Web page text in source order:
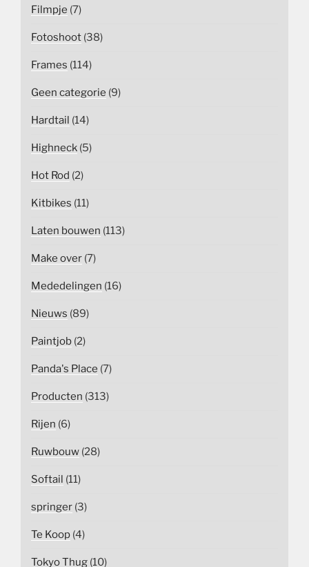
Filmpje (7)
Fotoshoot (38)
Frames (114)
Geen categorie (9)
Hardtail (14)
Highneck (5)
Hot Rod (2)
Kitbikes (11)
Laten bouwen (113)
Make over (7)
Mededelingen (16)
Nieuws (89)
Paintjob (2)
Panda's Place (7)
Producten (313)
Rijen (6)
Ruwbouw (28)
Softail (11)
springer (3)
Te Koop (4)
Tokyo Thug (10)